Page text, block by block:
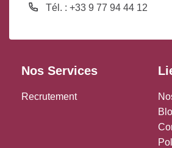
Tél. : +33 9 77 94 44 12
Nos Services
Recrutement